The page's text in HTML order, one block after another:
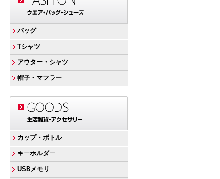
バッグ
Tシャツ
アウター・シャツ
帽子・マフラー
カップ・ボトル
キーホルダー
USBメモリ